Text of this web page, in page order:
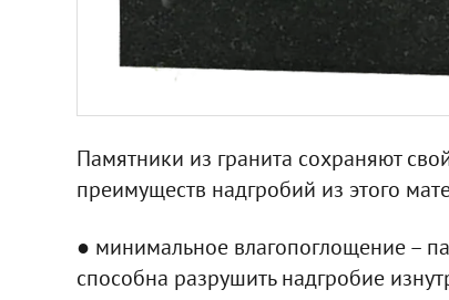
Памятники из гранита сохраняют
преимуществ надгробий из этого
● минимальное влагопоглощение –
способна разрушить надгробие